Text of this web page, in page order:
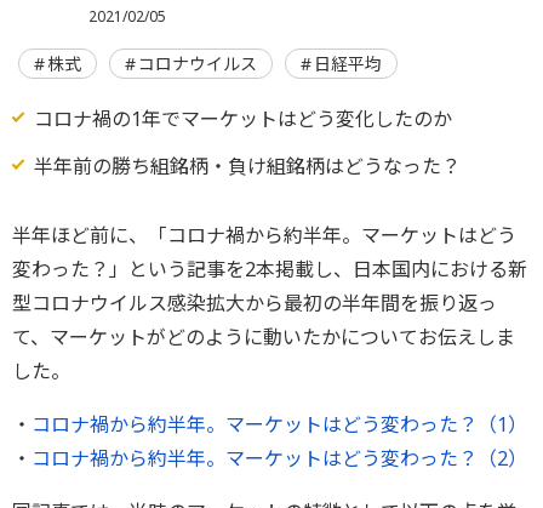
2021/02/05
株式 コロナウイルス 日経平均
コロナ禍の1年でマーケットはどう変化したのか
半年前の勝ち組銘柄・負け組銘柄はどうなった？
半年ほど前に、「コロナ禍から約半年。マーケットはどう
変わった？」という記事を2本掲載し、日本国内における新
型コロナウイルス感染拡大から最初の半年間を振り返っ
て、マーケットがどのように動いたかについてお伝えしま
した。
・ コロナ禍から約半年。マーケットはどう変わった？（1）
・ コロナ禍から約半年。マーケットはどう変わった？（2）